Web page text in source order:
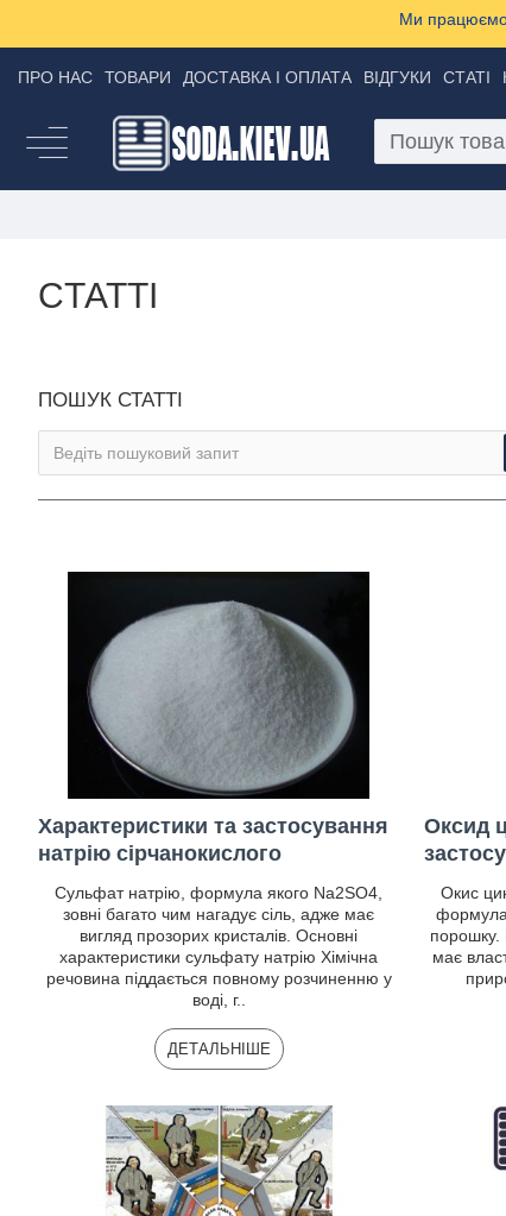
Ми
ПРО НАС ТОВАРИ ДОСТАВКА І ОПЛАТА ВІДГУКИ СТАТІ
CТАТТІ
ПОШУК СТАТТІ
Характеристики та застосування
натрію сірчанокислого
Сульфат натрію, формула якого Na2SO4,
зовні багато чим нагадує сіль, адже має
вигляд прозорих кристалів. Основні
характеристики сульфату натрію Хімічна
речовина піддається повному розчиненню у
воді, г..
ДЕТАЛЬНІШЕ
Оксид
Окис
формула
порошку.
має